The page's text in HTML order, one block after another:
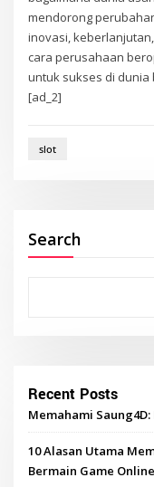
mendorong
inovasi,
cara perusahaan
untuk sukses di dunia
[ad_2]
slot
Search
Recent Posts
Memahami
10 Alasan Utama
Bermain Game